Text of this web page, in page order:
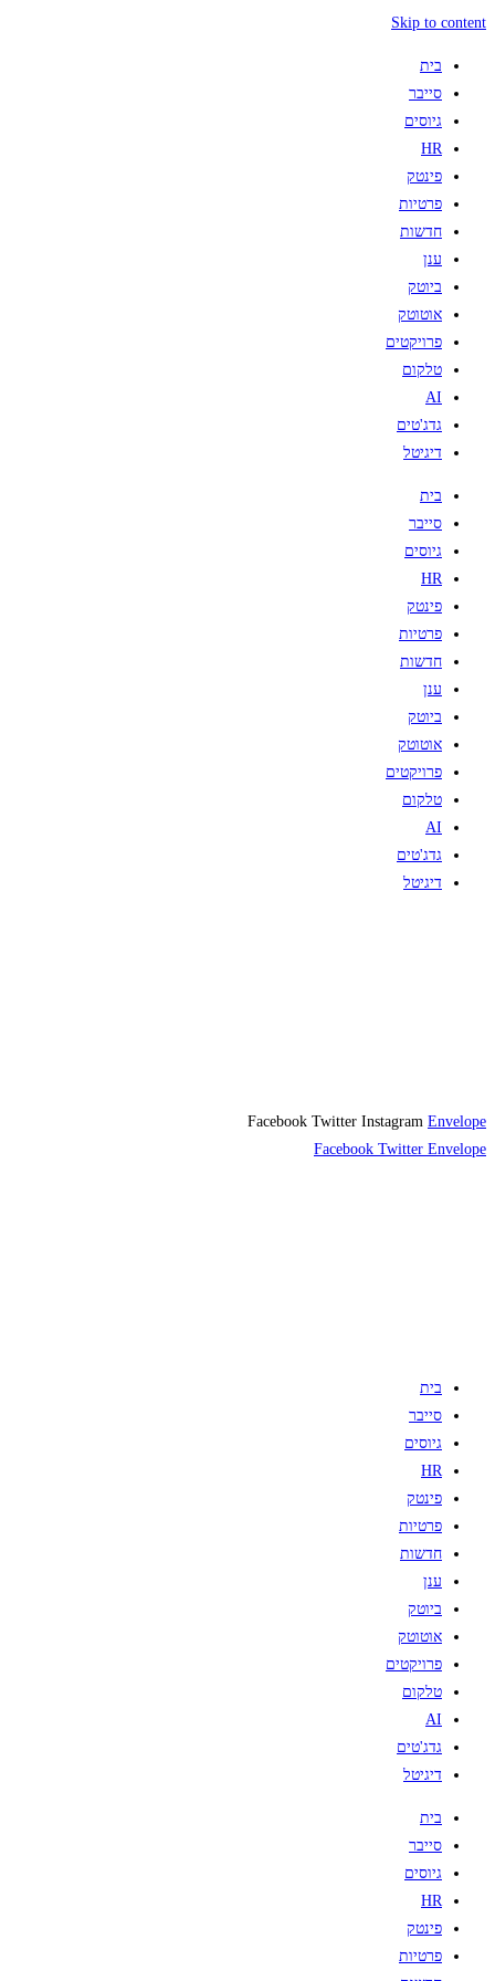
Skip to content
בית
סייבר
גיוסים
HR
פינטק
פרטיות
חדשות
ענן
ביוטק
אוטוטק
פרויקטים
טלקום
AI
גדג'טים
דיגיטל
בית
סייבר
גיוסים
HR
פינטק
פרטיות
חדשות
ענן
ביוטק
אוטוטק
פרויקטים
טלקום
AI
גדג'טים
דיגיטל
Facebook Twitter Instagram Envelope
Facebook Twitter Envelope
בית
סייבר
גיוסים
HR
פינטק
פרטיות
חדשות
ענן
ביוטק
אוטוטק
פרויקטים
טלקום
AI
גדג'טים
דיגיטל
בית
סייבר
גיוסים
HR
פינטק
פרטיות